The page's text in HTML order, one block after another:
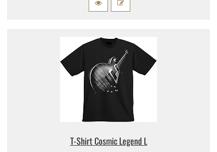
T-​Shirt Cosmic Legend L